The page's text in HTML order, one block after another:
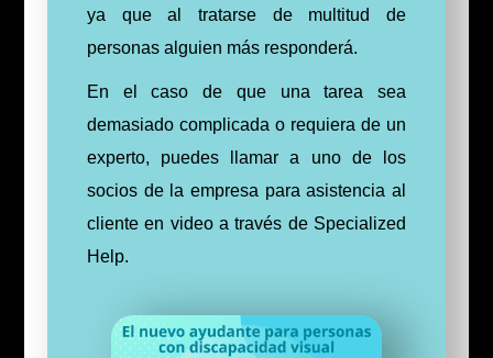
ya queal tratarse de multitud de
personas alguien más responderá.
En el caso de que una tarea sea
demasiado complicada o requiera de un
experto, puedes llamar a uno de los
socios de la empresa para asistencia al
cliente en video a través de Specialized
Help.